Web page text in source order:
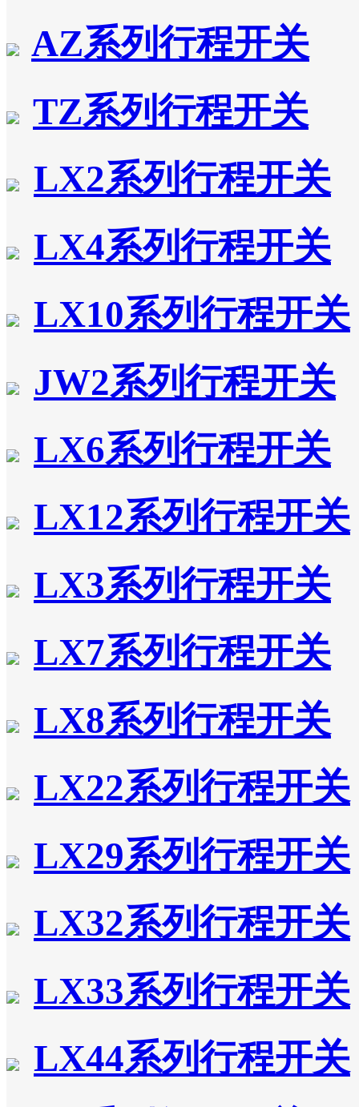
AZ系列行程开关
TZ系列行程开关
LX2系列行程开关
LX4系列行程开关
LX10系列行程开关
JW2系列行程开关
LX6系列行程开关
LX12系列行程开关
LX3系列行程开关
LX7系列行程开关
LX8系列行程开关
LX22系列行程开关
LX29系列行程开关
LX32系列行程开关
LX33系列行程开关
LX44系列行程开关